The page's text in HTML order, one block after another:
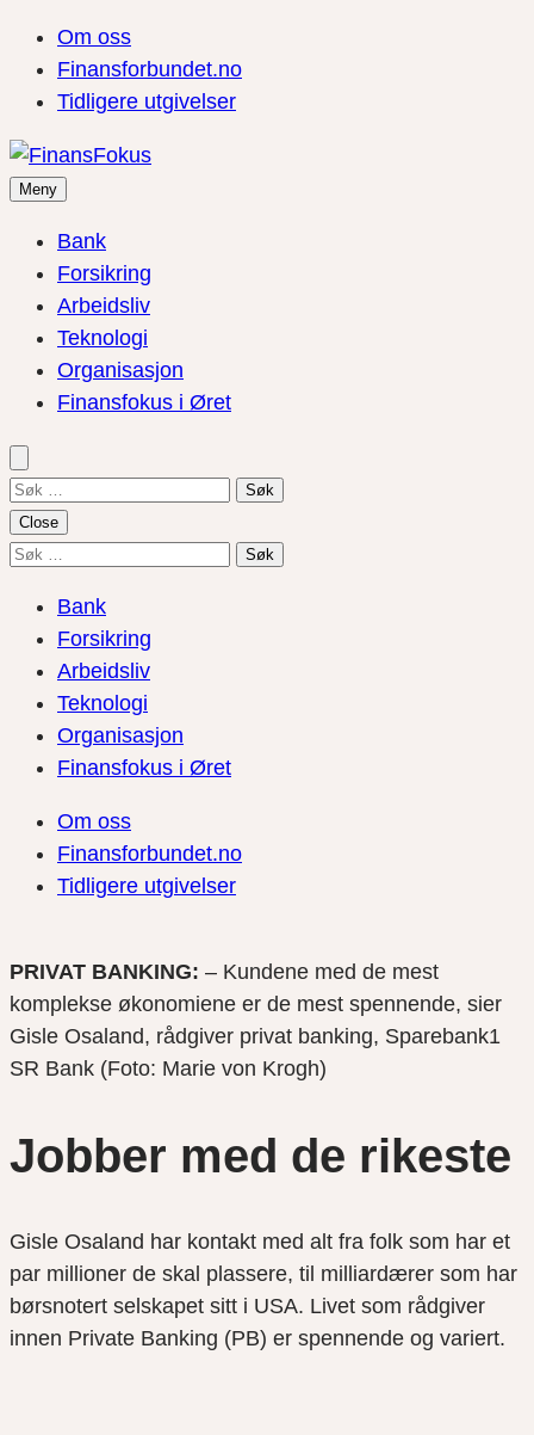
Om oss
Finansforbundet.no
Tidligere utgivelser
Meny
Bank
Forsikring
Arbeidsliv
Teknologi
Organisasjon
Finansfokus i Øret
Søk
etter:
Close
Søk
Bank
Forsikring
Arbeidsliv
Teknologi
Organisasjon
Finansfokus i Øret
Om oss
Finansforbundet.no
Tidligere utgivelser
PRIVAT BANKING: – Kundene med de mest
komplekse økonomiene er de mest spennende, sier
Gisle Osaland, rådgiver privat banking, Sparebank1
SR Bank (Foto: Marie von Krogh)
Jobber med de rikeste
Gisle Osaland har kontakt med alt fra folk som har et
par millioner de skal plassere, til milliardærer som har
børsnotert selskapet sitt i USA. Livet som rådgiver
innen Private Banking (PB) er spennende og variert.